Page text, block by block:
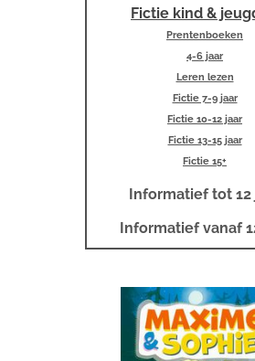
Fictie kind &
Prentenboeken
4-6 jaar
Leren lezen
Fictie 7-9 jaar
Fictie 10-12 jaar
Fictie 13-15 jaar
Fictie 15+
Informatief tot 12
Informatief vanaf